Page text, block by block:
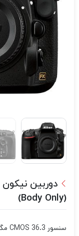
(Body Only)
سنسور CMOS 36.3 مگاپیکسلی با فرمت FX